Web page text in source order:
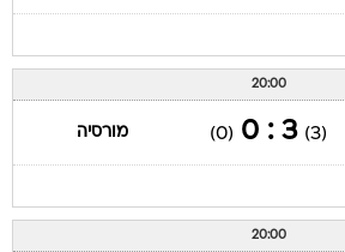
20:00
(3)
3 : 0
(0) מורסיה
20:00